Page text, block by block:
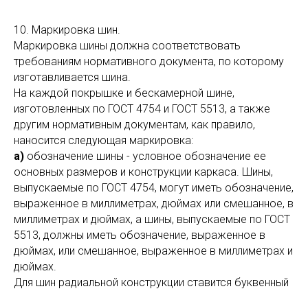
10. Маркировка шин.
Маркировка шины должна соответствовать
требованиям нормативного документа, по которому
изготавливается шина.
На каждой покрышке и бескамерной шине,
изготовленных по ГОСТ 4754 и ГОСТ 5513, а также
другим нормативным документам, как правило,
наносится следующая маркировка:
а) обозначение шины - условное обозначение ее
основных размеров и конструкции каркаса. Шины,
выпускаемые по ГОСТ 4754, могут иметь обозначение,
выраженное в миллиметрах, дюймах или смешанное, в
миллиметрах и дюймах, а шины, выпускаемые по ГОСТ
5513, должны иметь обозначение, выраженное в
дюймах, или смешанное, выраженное в миллиметрах и
дюймах.
Для шин радиальной конструкции ставится буквенный